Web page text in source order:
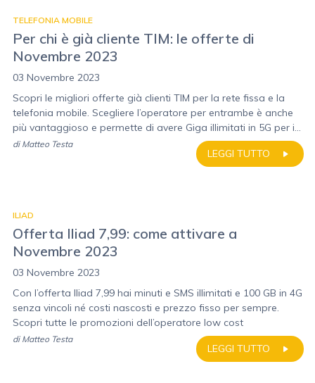
TELEFONIA MOBILE
Per chi è già cliente TIM: le offerte di
Novembre 2023
03 Novembre 2023
Scopri le migliori offerte già clienti TIM per la rete fissa e la
telefonia mobile. Scegliere l’operatore per entrambe è anche
più vantaggioso e permette di avere Giga illimitati in 5G per i...
LEGGI TUTTO
di Matteo Testa
ILIAD
Offerta Iliad 7,99: come attivare a
Novembre 2023
03 Novembre 2023
Con l’offerta Iliad 7,99 hai minuti e SMS illimitati e 100 GB in 4G
senza vincoli né costi nascosti e prezzo fisso per sempre.
Scopri tutte le promozioni dell’operatore low cost
LEGGI TUTTO
di Matteo Testa